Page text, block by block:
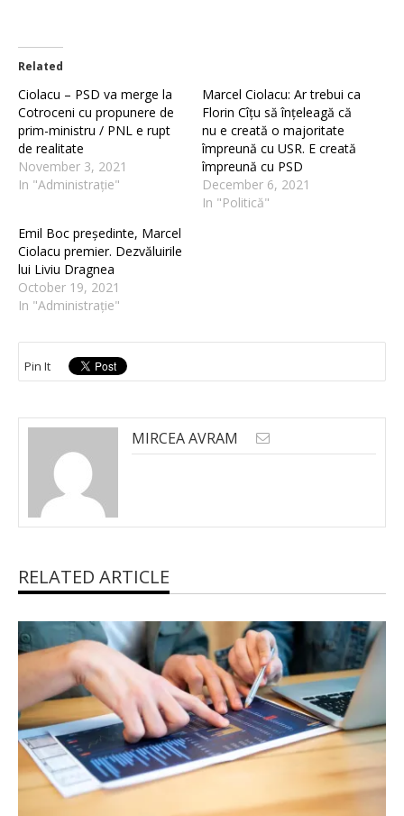
Related
Ciolacu – PSD va merge la
Cotroceni cu propunere de
prim-ministru / PNL e rupt
de realitate
November 3, 2021
In "Administrație"
Marcel Ciolacu: Ar trebui ca
Florin Cîțu să înțeleagă că
nu e creată o majoritate
împreună cu USR. E creată
împreună cu PSD
December 6, 2021
In "Politică"
Emil Boc președinte, Marcel
Ciolacu premier. Dezvăluirile
lui Liviu Dragnea
October 19, 2021
In "Administrație"
Pin It
MIRCEA AVRAM
RELATED ARTICLE